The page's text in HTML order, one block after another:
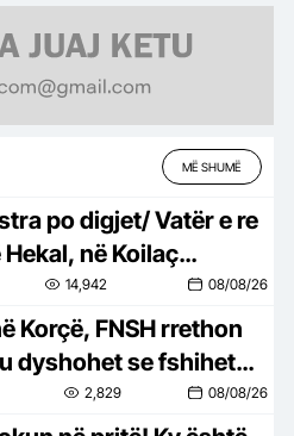
MË SHUMË
po digjet/ Vatër e re
në Koilaç
nga ajri! Sipërfaqe të
e hi
14,942 08/08/26
Korçë, FNSH rrethon
dyshohet se fshihet
2,829 08/08/26